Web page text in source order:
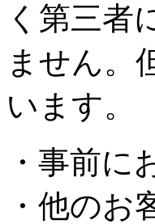
く第三者
ません。
います。
・事前に
・他のお